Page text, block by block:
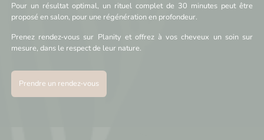
Pour un résultat optimal, un rituel complet de 30 minutes peut être
proposé en salon, pour une régénération en profondeur.
Prenez rendez-vous sur Planity et offrez à vos cheveux un soin sur
mesure, dans le respect de leur nature.
Prendre un rendez-vous